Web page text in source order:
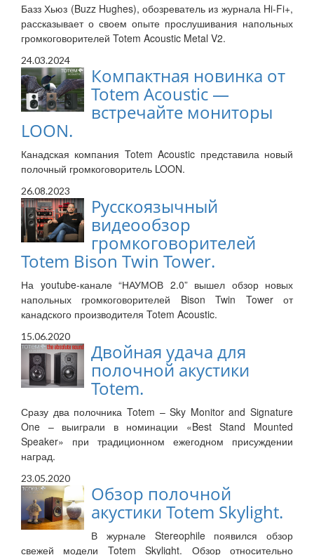
Базз Хьюз (Buzz Hughes), обозреватель из журнала Hi-Fi+,
рассказывает о своем опыте прослушивания напольных
громкоговорителей Totem Acoustic Metal V2.
24.03.2024
Компактная новинка от
Totem Acoustic —
встречайте мониторы
LOON.
Канадская компания Totem Acoustic представила новый
полочный громкоговоритель LOON.
26.08.2023
Русскоязычный
видеообзор
громкоговорителей
Totem Bison Twin Tower.
На youtube-канале “НАУМОВ 2.0” вышел обзор новых
напольных громкоговорителей Bison Twin Tower от
канадского производителя Totem Acoustic.
15.06.2020
Двойная удача для
полочной акустики
Totem.
Сразу два полочника Totem – Sky Monitor and Signature
One – выиграли в номинации «Best Stand Mounted
Speaker» при традиционном ежегодном присуждении
наград.
23.05.2020
Обзор полочной
акустики Totem Skylight.
В журнале Stereophile появился обзор
свежей модели Totem Skylight. Обзор относительно